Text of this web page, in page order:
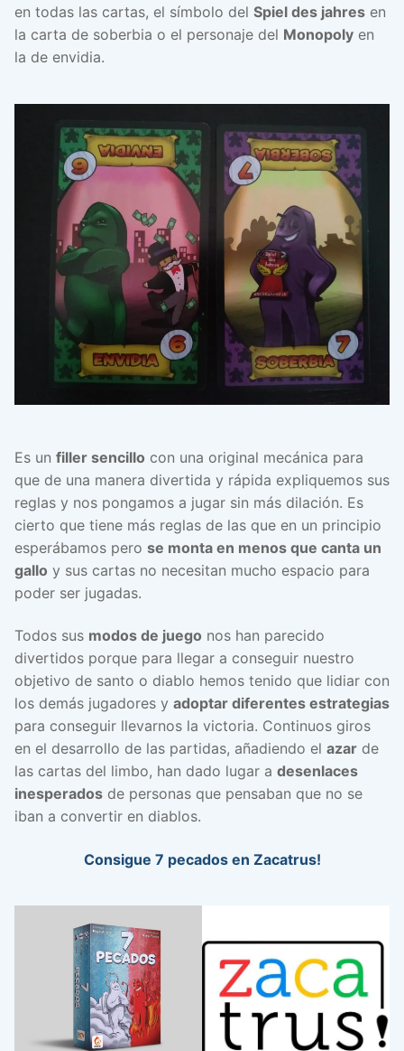
en todas las cartas, el símbolo del Spiel des jahres en
la carta de soberbia o el personaje del Monopoly en
la de envidia.
Es un filler sencillo con una original mecánica para
que de una manera divertida y rápida expliquemos sus
reglas y nos pongamos a jugar sin más dilación. Es
cierto que tiene más reglas de las que en un principio
esperábamos pero se monta en menos que canta un
gallo y sus cartas no necesitan mucho espacio para
poder ser jugadas.
Todos sus modos de juego nos han parecido
divertidos porque para llegar a conseguir nuestro
objetivo de santo o diablo hemos tenido que lidiar con
los demás jugadores y adoptar diferentes estrategias
para conseguir llevarnos la victoria. Continuos giros
en el desarrollo de las partidas, añadiendo el azar de
las cartas del limbo, han dado lugar a desenlaces
inesperados de personas que pensaban que no se
iban a convertir en diablos.
Consigue 7 pecados en Zacatrus!